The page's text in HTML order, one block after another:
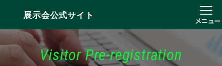
展示会公式サイト
メニュー
Visitor Pre-registration